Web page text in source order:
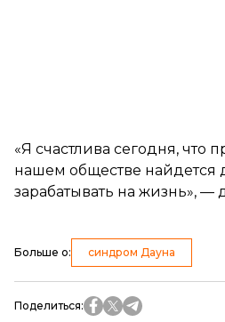
«Я счастлива сегодня, что
нашем обществе найдется
зарабатывать на жизнь», —
Больше о: синдром Дауна
Поделиться: